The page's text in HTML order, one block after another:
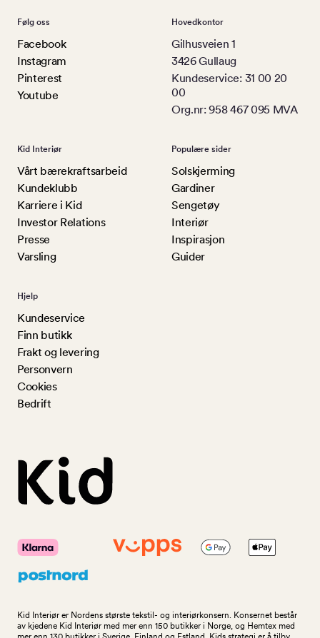
Følg oss
Facebook
Instagram
Pinterest
Youtube
Hovedkontor
Gilhusveien 1
3426 Gullaug
Kundeservice: 31 00 20
00
Org.nr: 958 467 095 MVA
Kid Interiør
Vårt bærekraftsarbeid
Kundeklubb
Karriere i Kid
Investor Relations
Presse
Varsling
Populære sider
Solskjerming
Gardiner
Sengetøy
Interiør
Inspirasjon
Guider
Hjelp
Kundeservice
Finn butikk
Frakt og levering
Personvern
Cookies
Bedrift
Kid Interiør er Nordens største tekstil- og interiørkonsern. Konsernet består
av kjedene Kid Interiør med mer enn 150 butikker i Norge, og Hemtex med